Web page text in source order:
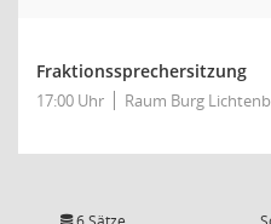
Fraktionssprechersitzung
17:00 Uhr Raum Burg